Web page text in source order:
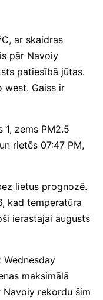
ar skaidras
pār Navoiy
patiesībā jūtas.
west. Gaiss ir
zems PM2.5
rietēs 07:47 PM,
lietus prognozē.
kad temperatūra
ierastajai augusts
maksimālā
rekordu šim